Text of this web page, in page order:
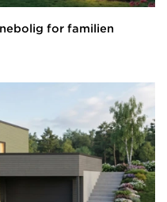
for familien